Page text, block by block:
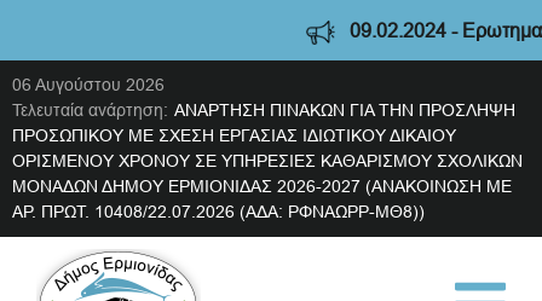
09.02.2024 -
06 Αυγούστου 2026
Τελευταία ανάρτηση: ΑΝΑΡΤΗΣΗ ΠΙΝΑΚΩΝ ΓΙΑ ΤΗΝ ΠΡΟΣΛΗΨΗ
ΠΡΟΣΩΠΙΚΟΥ ΜΕ ΣΧΕΣΗ ΕΡΓΑΣΙΑΣ ΙΔΙΩΤΙΚΟΥ ΔΙΚΑΙΟΥ
ΟΡΙΣΜΕΝΟΥ ΧΡΟΝΟΥ ΣΕ ΥΠΗΡΕΣΙΕΣ ΚΑΘΑΡΙΣΜΟΥ ΣΧΟΛΙΚΩΝ
ΜΟΝΑΔΩΝ ΔΗΜΟΥ ΕΡΜΙΟΝΙΔΑΣ 2026-2027 (ΑΝΑΚΟΙΝΩΣΗ ΜΕ
ΑΡ. ΠΡΩΤ. 10408/22.07.2026 (ΑΔΑ: ΡΦΝΑΩΡΡ-ΜΘ8))